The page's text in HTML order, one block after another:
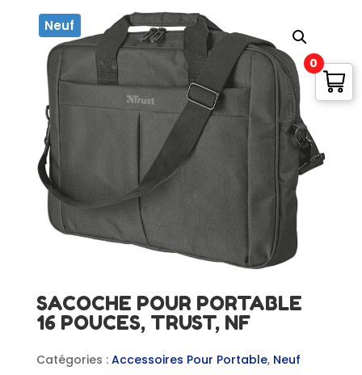
Neuf
SACOCHE POUR PORTABLE
16 POUCES, TRUST, NF
Catégories : Accessoires Pour Portable, Neuf
0